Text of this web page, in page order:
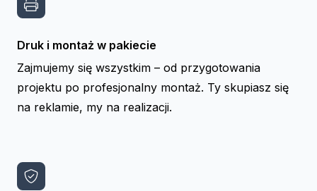
Druk i montaż w pakiecie
Zajmujemy się wszystkim – od przygotowania
projektu po profesjonalny montaż. Ty skupiasz się
na reklamie, my na realizacji.